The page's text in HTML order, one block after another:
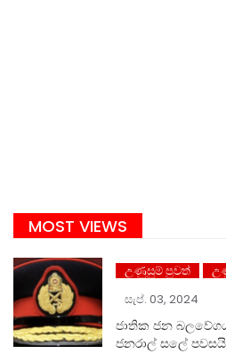
MOST VIEWS
උණුසුම් පුවත්
සැප්. 03, 2024
ජාතික ජන
ජනරාල් සලේ පවසයි